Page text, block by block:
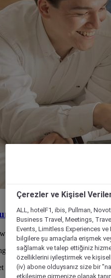
(Low Emission Zone)
stations near the hotel
served every morning
Çerezler ve Kişisel
ALL, hotelF1, ibis, Pullman,
Business Travel, Meetings,
Events, Limitless Experiences
bilgilere şu amaçlarla erişmek
sağlamak ve talep ettiğiniz
özelliklerini iyileştirmek ve
(iv) abone olduysanız size bir
etkileşime girmenize olanak